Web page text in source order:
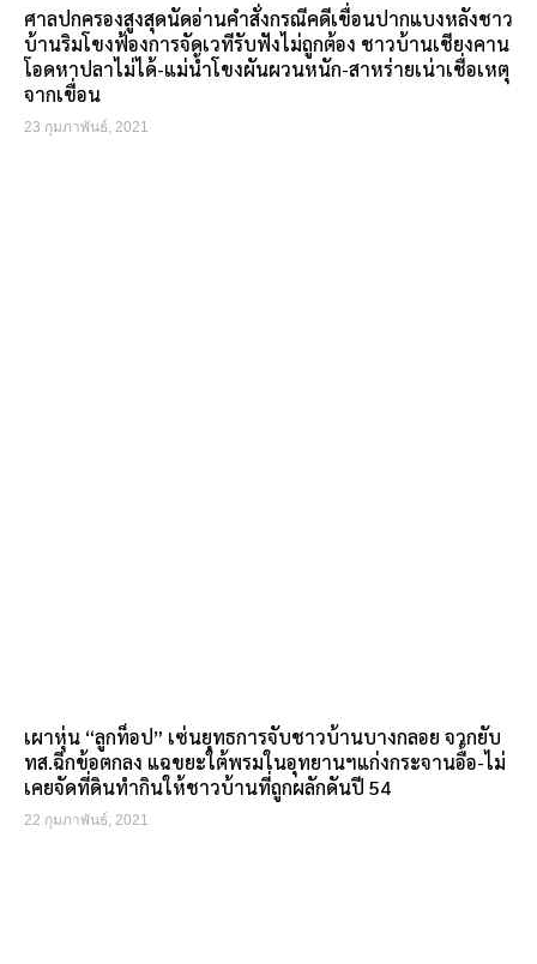
ศาลปกครองสูงสุดนัดอ่านคำสั่งกรณีคดีเขื่อนปากแบงหลังชาว
บ้านริมโขงฟ้องการจัดเวทีรับฟังไม่ถูกต้อง ชาวบ้านเชียงคาน
โอดหาปลาไม่ได้-แม่น้ำโขงผันผวนหนัก-สาหร่ายเน่าเชื่อเหตุ
จากเขื่อน
23 กุมภาพันธ์, 2021
เผาหุ่น “ลูกท็อป” เซ่นยุทธการจับชาวบ้านบางกลอย จวกยับ
ทส.ฉีกข้อตกลง แฉขยะใต้พรมในอุทยานฯแก่งกระจานอื้อ-ไม่
เคยจัดที่ดินทำกินให้ชาวบ้านที่ถูกผลักดันปี 54
22 กุมภาพันธ์, 2021